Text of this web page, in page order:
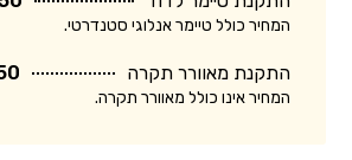
המחיר כולל טיימר אנלוגי סטנדרטי.
התקנת מאוורר תקרה 250 ₪
המחיר אינו כולל מאוורר תקרה.